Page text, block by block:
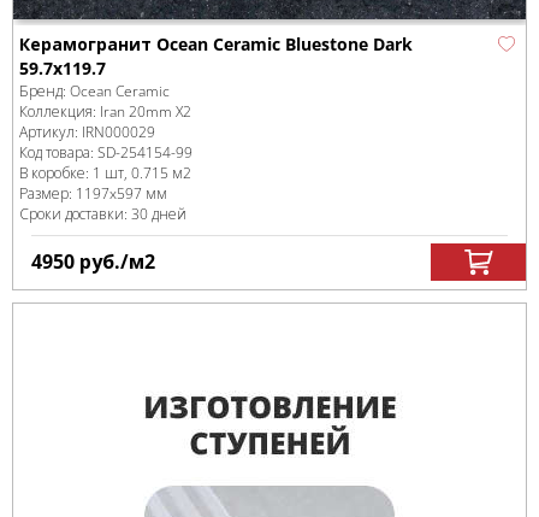
Керамогранит Ocean Ceramic Bluestone Dark
59.7х119.7
Бренд: Ocean Ceramic
Коллекция: Iran 20mm X2
Артикул: IRN000029
Код товара: SD-254154-99
В коробке: 1 шт, 0.715 м2
Размер: 1197x597 мм
Сроки доставки: 30 дней
4950 руб./м2